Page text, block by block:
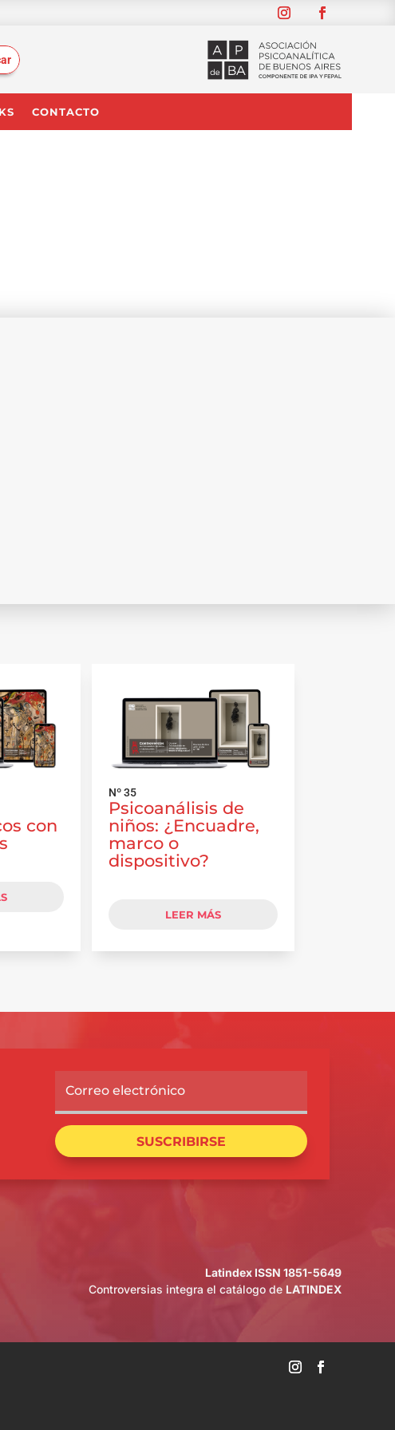
CONTACTO
con
Nº 35
Psicoanálisis de
niños: ¿Encuadre,
marco o
dispositivo?
LEER MÁS
SUSCRIBIRSE
Latindex ISSN 1851-5649
Controversias integra el catálogo de LATINDEX